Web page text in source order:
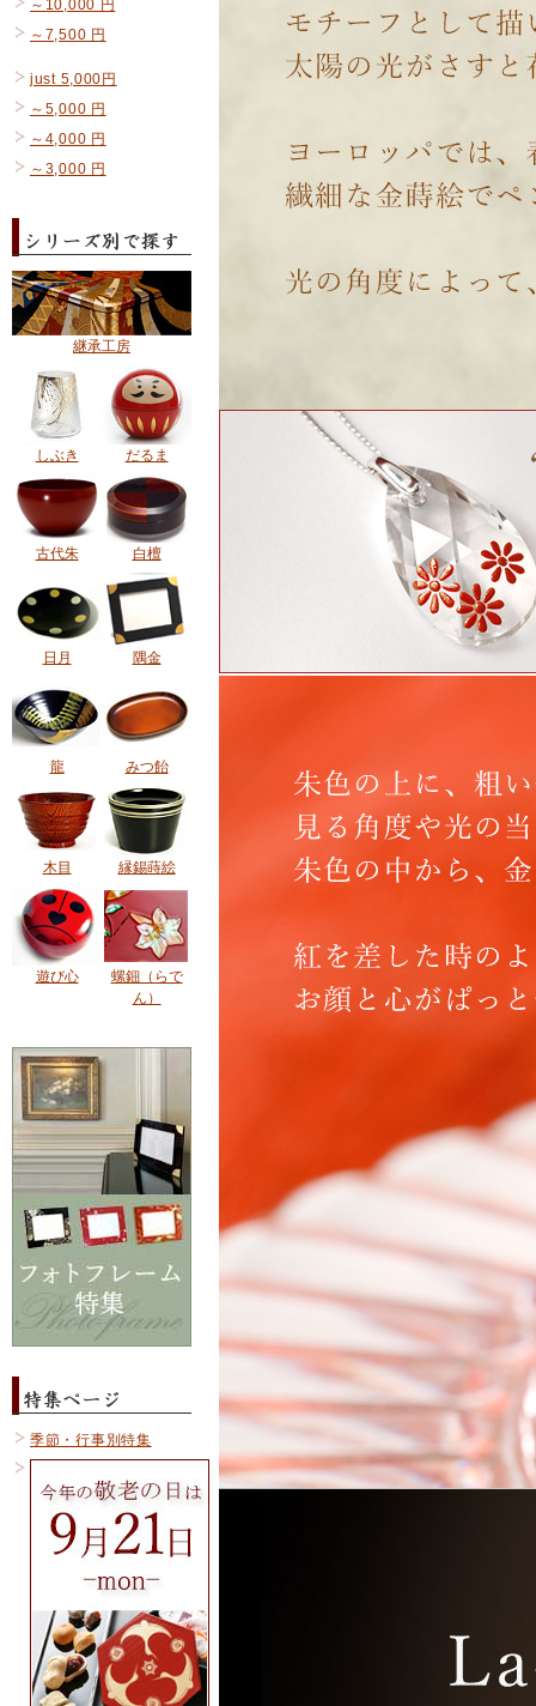
～10,000 円
～7,500 円
just 5,000円
～5,000 円
～4,000 円
～3,000 円
継承工房
しぶき だるま
古代朱 白檀
日月 隅金
龍 みつ飴
木目 縁錫蒔絵
遊び心
螺鈿（らで
ん）
季節・行事別特集